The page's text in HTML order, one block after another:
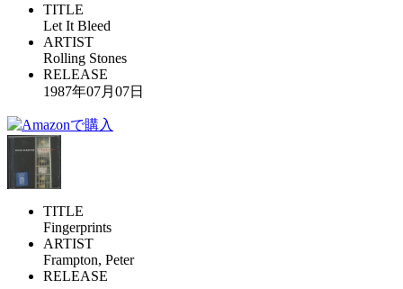
TITLE
Let It Bleed
ARTIST
Rolling Stones
RELEASE
1987年07月07日
TITLE
Fingerprints
ARTIST
Frampton, Peter
RELEASE